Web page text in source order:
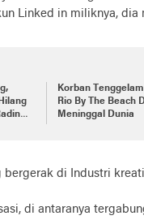
Linked in miliknya,
Korban
Rio By The Beach
Meninggal Dunia
bergerak di Industri
di antaranya